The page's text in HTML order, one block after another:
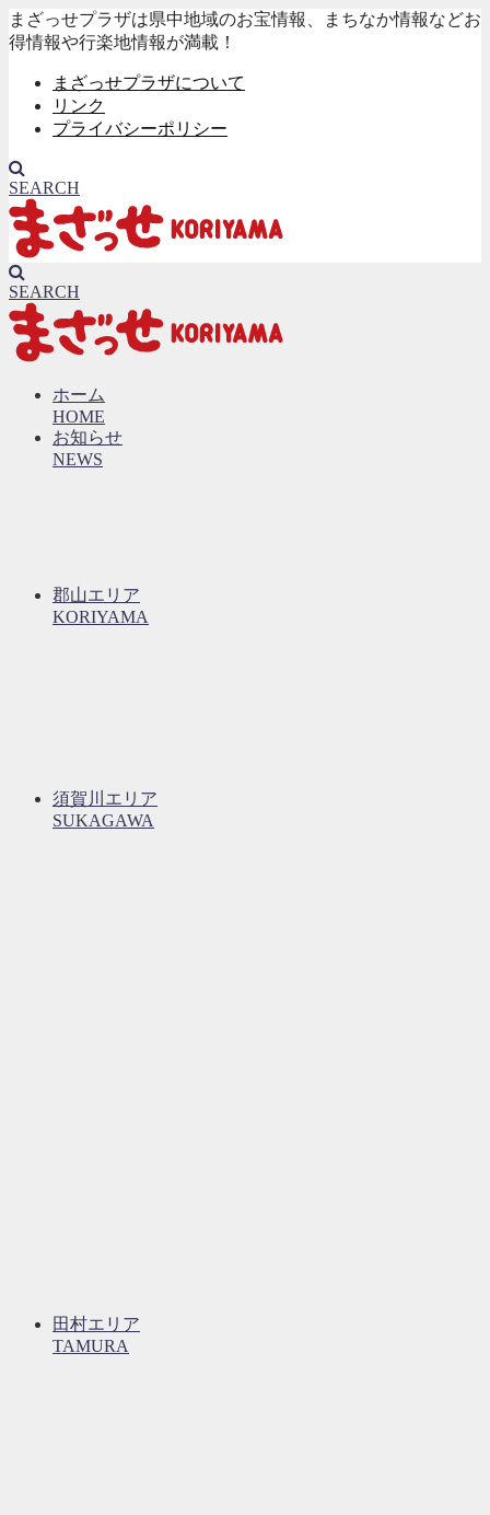
まざっせプラザは県中地域のお宝情報、まちなか情報などお
得情報や行楽地情報が満載！
まざっせプラザについて
リンク
プライバシーポリシー
SEARCH
SEARCH
ホーム
HOME
お知らせ
NEWS
郡山エリア
KORIYAMA
須賀川エリア
SUKAGAWA
田村エリア
TAMURA